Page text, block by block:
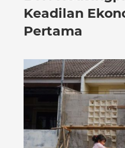
Keadilan
Pertama